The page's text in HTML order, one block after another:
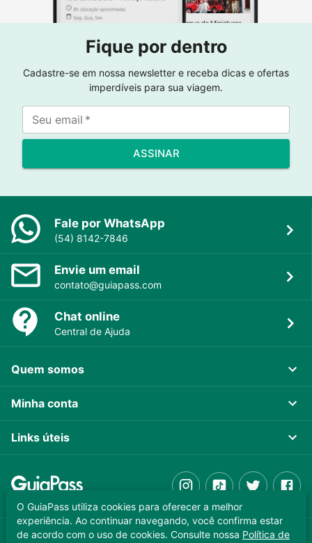
Fique por dentro
Cadastre-se em nossa newsletter e receba dicas e ofertas
imperdíveis para sua viagem.
Seu email *
ASSINAR
Fale por WhatsApp
(54) 8142-7846
Envie um email
contato@guiapass.com
Chat online
Central de Ajuda
Quem somos
Minha conta
Links úteis
O GuiaPass utiliza cookies para oferecer a melhor
experiência. Ao continuar navegando, você confirma estar
de acordo com o uso de cookies. Consulte nossa Política de